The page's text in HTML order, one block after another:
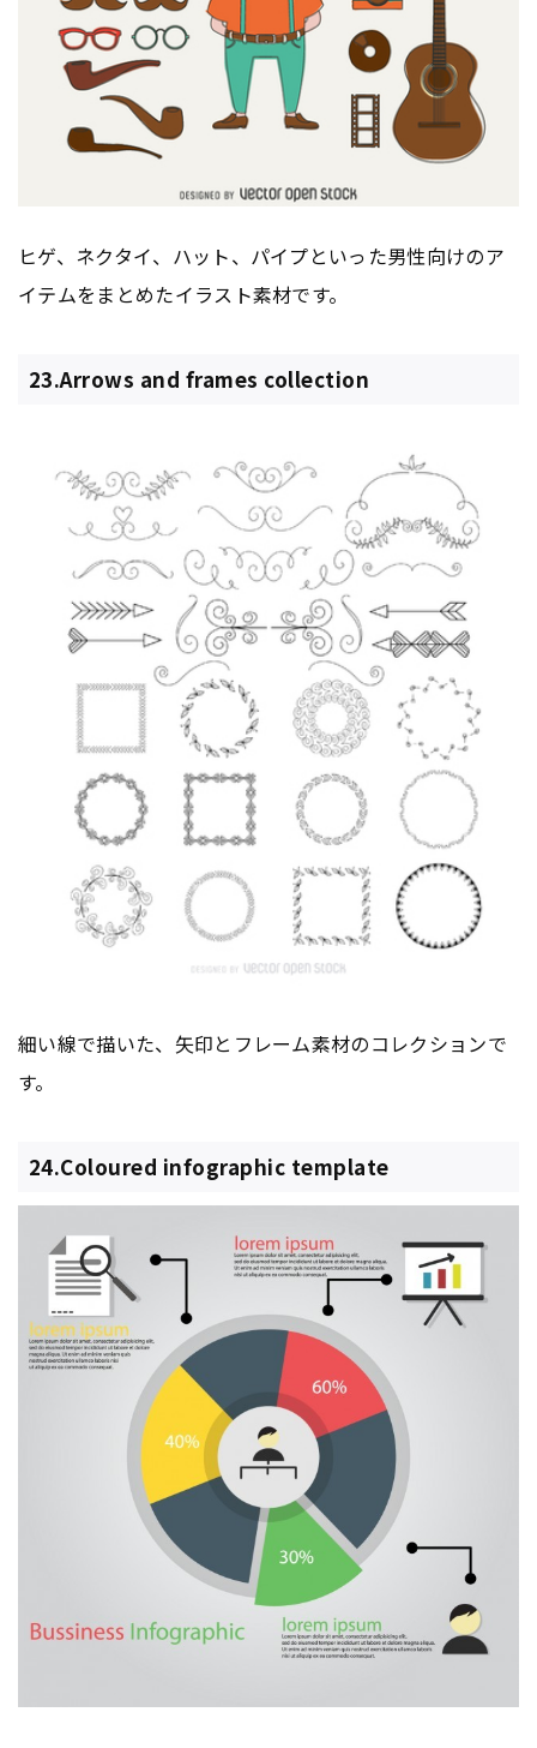
ヒゲ、ネクタイ、ハット、パイプといった男性向けのア
イテムをまとめたイラスト素材です。
23.Arrows and frames collection
細い線で描いた、矢印とフレーム素材のコレクションで
す。
24.Coloured infographic template